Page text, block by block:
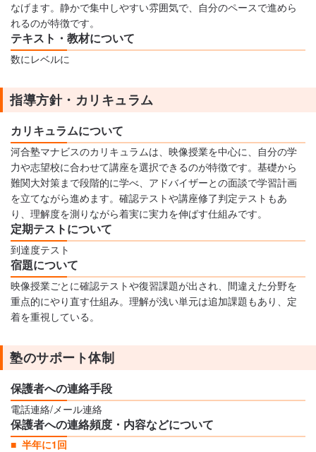
なげます。静かで集中しやすい雰囲気で、自分のペースで進めら
れるのが特徴です。
テキスト・教材について
数にレベルに
指導方針・カリキュラム
カリキュラムについて
河合塾マナビスのカリキュラムは、映像授業を中心に、自分の学
力や志望校に合わせて講座を選択できるのが特徴です。基礎から
難関大対策まで段階的に学べ、アドバイザーとの面談で学習計画
を立てながら進めます。確認テストや講座修了判定テストもあ
り、理解度を測りながら着実に実力を伸ばす仕組みです。
定期テストについて
到達度テスト
宿題について
映像授業ごとに確認テストや復習課題が出され、間違えた分野を
重点的にやり直す仕組み。理解が浅い単元は追加課題もあり、定
着を重視している。
塾のサポート体制
保護者への連絡手段
電話連絡/メール連絡
保護者への連絡頻度・内容などについて
半年に1回